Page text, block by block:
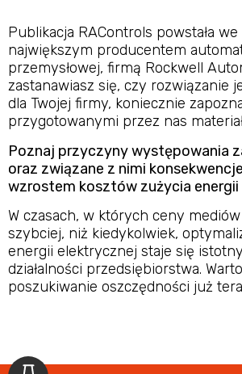
Publikacja RAControls powstała
największym producentem
przemysłowej, firmą Rockwell
zastanawiasz się, czy rozwiązanie
dla Twojej firmy, koniecznie
przygotowanymi przez nas
Poznaj przyczyny występowania
oraz związane z nimi
wzrostem kosztów zużycia
W czasach, w których ceny
szybciej, niż kiedykolwiek,
energii elektrycznej staje się
działalności przedsiębiorstwa.
poszukiwanie oszczędności już